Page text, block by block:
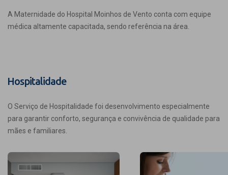
A Maternidade do Hospital Moinhos de Vento conta com equipe
médica altamente capacitada, sendo referência na área.
Hospitalidade
O Serviço de Hospitalidade foi desenvolvimento especialmente
para garantir conforto, segurança e convivência de qualidade para
mães e familiares.